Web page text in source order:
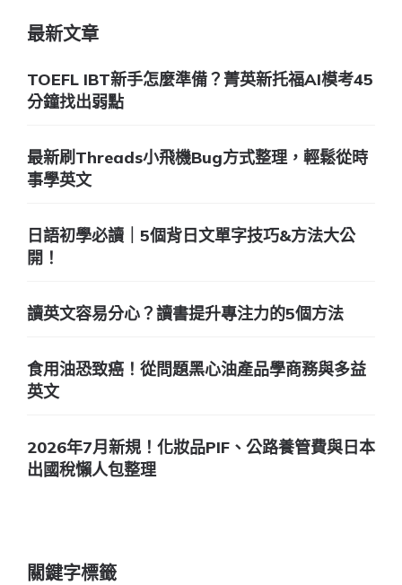
最新文章
TOEFL IBT新手怎麼準備？菁英新托福AI模考45
分鐘找出弱點
最新刷Threads小飛機Bug方式整理，輕鬆從時
事學英文
日語初學必讀｜5個背日文單字技巧&方法大公
開！
讀英文容易分心？讀書提升專注力的5個方法
食用油恐致癌！從問題黑心油產品學商務與多益
英文
2026年7月新規！化妝品PIF、公路養管費與日本
出國稅懶人包整理
關鍵字標籤